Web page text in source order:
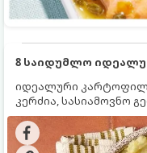
8 საიდუმლო
იდეალური
კერძია, სასიამოვნო
ფერით. მისი
არსებობს რამდენიმე
იცოდეთ, რომ პიურე